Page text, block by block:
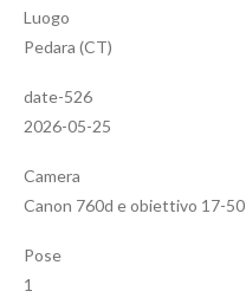
Luogo
Pedara (CT)
date-526
2026-05-25
Camera
Canon 760d e obiettivo 17-50
Pose
1